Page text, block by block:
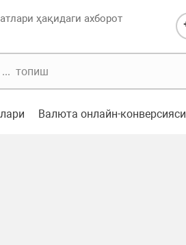
ҳақидаги ахборот
Валюта онлайн-конверсияси